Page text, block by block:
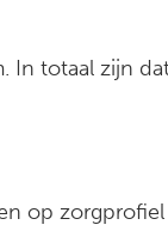
totaal zijn
op zorgprofiel